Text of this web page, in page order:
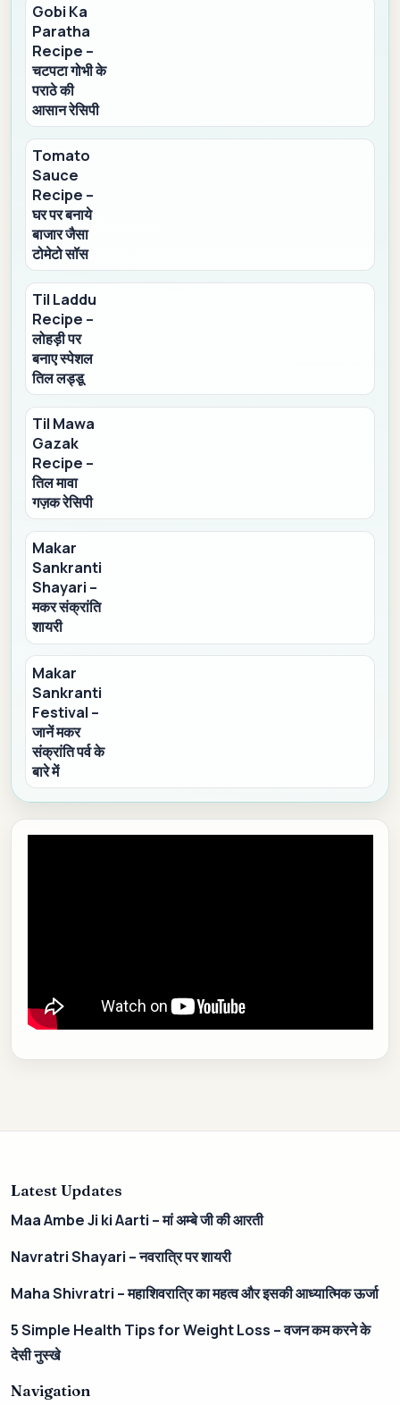
Gobi Ka
Paratha
Recipe –
चटपटा गोभी के
पराठे की
आसान रेसिपी
Tomato
Sauce
Recipe –
घर पर बनाये
बाजार जैसा
टोमेटो सॉस
Til Laddu
Recipe –
लोहड़ी पर
बनाए स्पेशल
तिल लड्डू
Til Mawa
Gazak
Recipe –
तिल मावा
गज़क रेसिपी
Makar
Sankranti
Shayari –
मकर संक्रांति
शायरी
Makar
Sankranti
Festival –
जानें मकर
संक्रांति पर्व के
बारे में
Latest Updates
Maa Ambe Ji ki Aarti – मां अम्बे जी की आरती
Navratri Shayari – नवरात्रि पर शायरी
Maha Shivratri – महाशिवरात्रि का महत्व और इसकी आध्यात्मिक ऊर्जा
5 Simple Health Tips for Weight Loss – वजन कम करने के
देसी नुस्खे
Navigation